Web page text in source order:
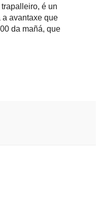
é un
a avantaxe que
da mañá, que